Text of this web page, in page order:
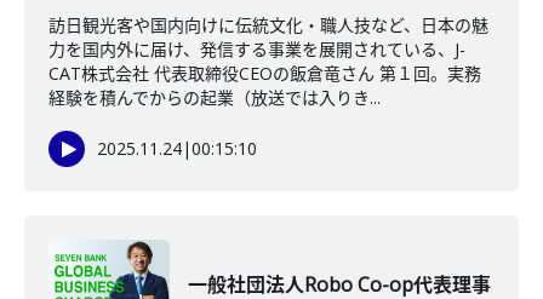
訪日観光客や国内向けに伝統文化・職人技など、日本の魅
力を国内外に届け、発信する事業を展開されている、J-
CAT株式会社 代表取締役CEOの飯倉竜さん 第１回。実務
経験を積んでからの起業（放送では入りき...
2025.11.24|00:15:10
一般社団法人Robo Co-op代表理事